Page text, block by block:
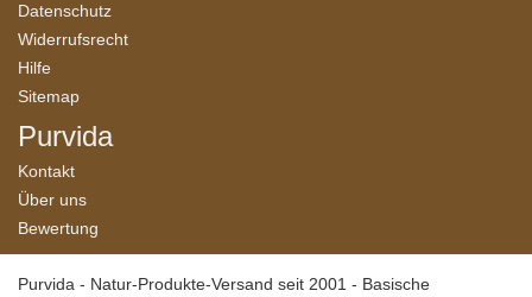
Datenschutz
Widerrufsrecht
Hilfe
Sitemap
Purvida
Kontakt
Über uns
Bewertung
Purvida - Natur-Produkte-Versand seit 2001 - Basische